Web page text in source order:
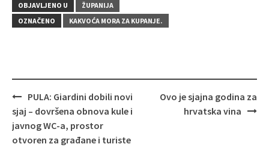
OBJAVLJENO U
ŽUPANIJA
OZNAČENO
KAKVOĆA MORA ZA KUPANJE.
Navigacija
objava
PULA: Giardini dobili novi
sjaj – dovršena obnova kule i
javnog WC-a, prostor
otvoren za građane i turiste
Ovo je sjajna godina za
hrvatska vina